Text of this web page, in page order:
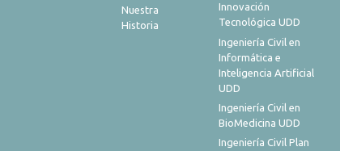
Nuestra
Historia
Innovación
Tecnológica UDD
Ingeniería Civil en
Informática e
Inteligencia Artificial
UDD
Ingeniería Civil en
BioMedicina UDD
Ingeniería Civil Plan